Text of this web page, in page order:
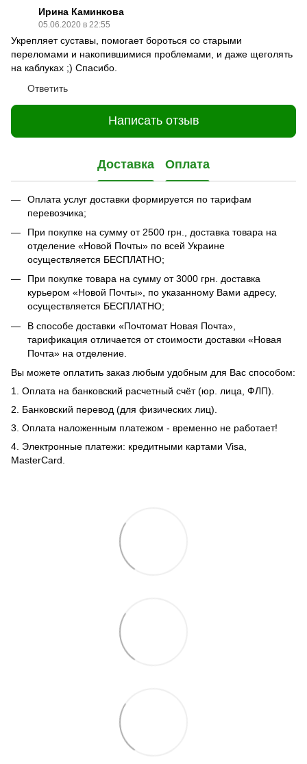
Ирина Каминкова
05.06.2020 в 22:55
Укрепляет суставы, помогает бороться со старыми
переломами и накопившимися проблемами, и даже щеголять
на каблуках ;) Спасибо.
Ответить
Написать отзыв
Доставка Оплата
Оплата услуг доставки формируется по тарифам
перевозчика;
При покупке на сумму от 2500 грн., доставка товара на
отделение «Новой Почты» по всей Украине
осуществляется БЕСПЛАТНО;
При покупке товара на сумму от 3000 грн. доставка
курьером «Новой Почты», по указанному Вами адресу,
осуществляется БЕСПЛАТНО;
В способе доставки «Почтомат Новая Почта»,
тарификация отличается от стоимости доставки «Новая
Почта» на отделение.
Вы можете оплатить заказ любым удобным для Вас способом:
1. Оплата на банковский расчетный счёт (юр. лица, ФЛП).
2. Банковский перевод (для физических лиц).
3. Оплата наложенным платежом - временно не работает!
4. Электронные платежи: кредитными картами Visa,
MasterCard.